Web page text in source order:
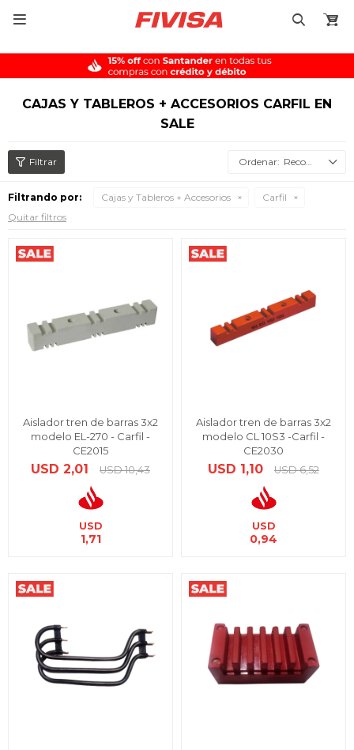

CAJAS Y TABLEROS + ACCESORIOS CARFIL EN
SALE
Recomendados
Filtrando por: Cajas y Tableros + Accesorios
Carfil
Quitar filtros
Aislador tren de barras 3x2
modelo EL-270 - Carfil -
CE2015
USD 2,01 USD 10,43
USD
1,71
Aislador tren de barras 3x2
modelo CL 10S3 -Carfil -
CE2030
USD 1,10 USD 6,52
USD
0,94